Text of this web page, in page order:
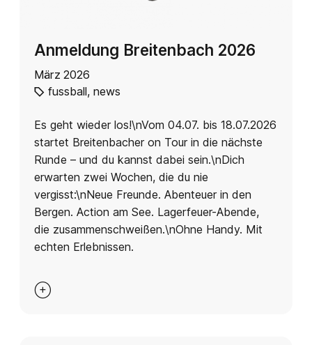
Anmeldung Breitenbach 2026
März 2026
fussball,news
Es geht wieder los!\nVom 04.07. bis 18.07.2026
startet Breitenbacher on Tour in die nächste
Runde – und du kannst dabei sein.\nDich
erwarten zwei Wochen, die du nie
vergisst:\nNeue Freunde. Abenteuer in den
Bergen. Action am See. Lagerfeuer-Abende,
die zusammenschweißen.\nOhne Handy. Mit
echten Erlebnissen.
